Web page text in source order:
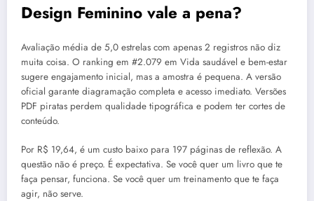
Design Feminino vale a pena?
Avaliação média de 5,0 estrelas com apenas 2 registros não diz
muita coisa. O ranking em #2.079 em Vida saudável e bem-estar
sugere engajamento inicial, mas a amostra é pequena. A versão
oficial garante diagramação completa e acesso imediato. Versões
PDF piratas perdem qualidade tipográfica e podem ter cortes de
conteúdo.
Por R$ 19,64, é um custo baixo para 197 páginas de reflexão. A
questão não é preço. É expectativa. Se você quer um livro que te
faça pensar, funciona. Se você quer um treinamento que te faça
agir, não serve.